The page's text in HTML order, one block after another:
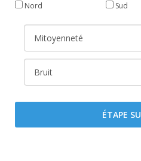
Nord Sud
ÉTAPE